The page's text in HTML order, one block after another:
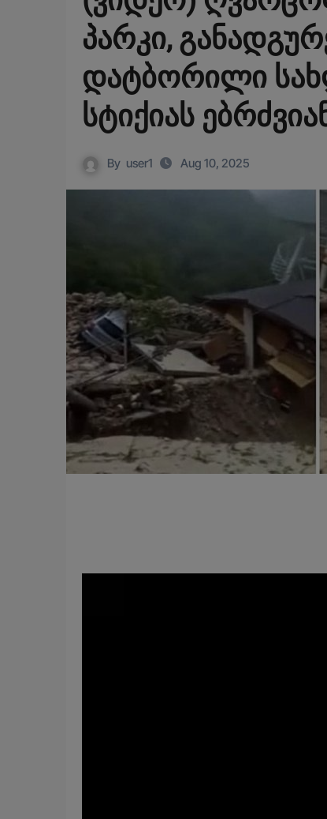
პარკი,
დატბორილი
სტიქიას
By user1 Aug 10, 2025